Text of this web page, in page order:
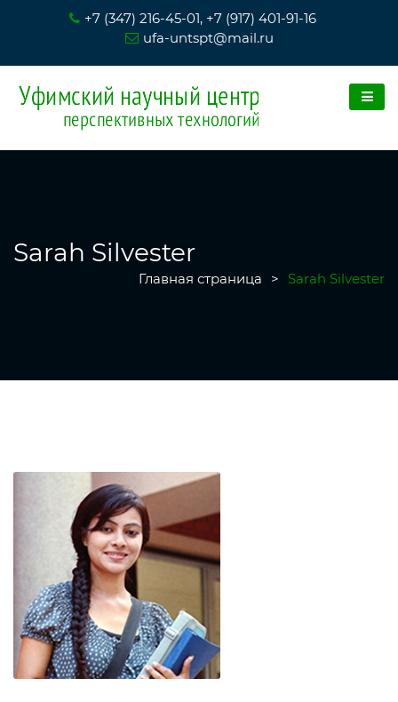
+7 (347) 216-45-01, +7 (917) 401-91-16
ufa-untspt@mail.ru
Sarah Silvester
Главная страница > Sarah Silvester